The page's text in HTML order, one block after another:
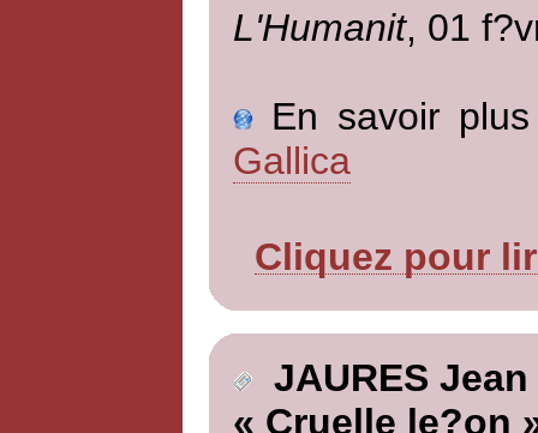
L'Humanit, 01
En savoir
Gallica
Cliquez pour
JAURES Jean
« Cruelle le?on